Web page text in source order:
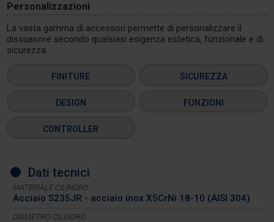
Personalizzazioni
La vasta gamma di accessori permette di personalizzare il
dissuasore secondo qualsiasi esigenza estetica, funzionale e di
sicurezza.
FINITURE SICUREZZA
DESIGN FUNZIONI
CONTROLLER
Dati tecnici
MATERIALE CILINDRO
Acciaio S235JR - acciaio inox X5CrNi 18-10 (AISI 304)
DIAMETRO CILINDRO